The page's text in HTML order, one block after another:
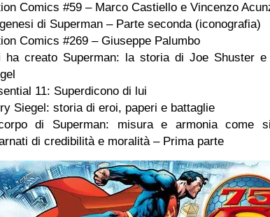
Comics #59 – Marco Castiello e Vincenzo
di Superman – Parte seconda (iconografia)
Comics #269 – Giuseppe Palumbo
ha creato Superman: la storia di Joe Shuster
11: Superdicono di lui
Siegel: storia di eroi, paperi e battaglie
di Superman: misura e armonia come
di credibilità e moralità – Prima parte